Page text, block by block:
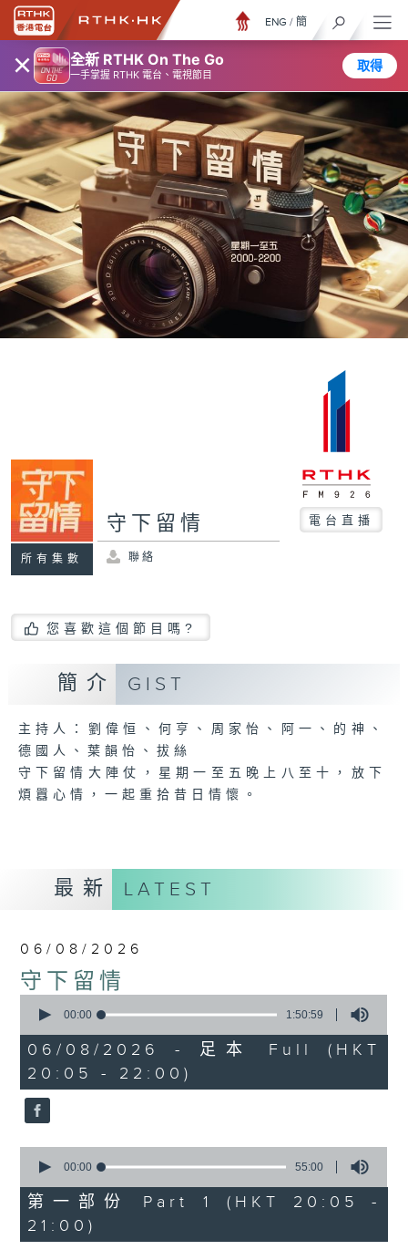
× 全新 RTHK On The Go
一手掌握 RTHK 電台、電視節目
取得
ENG / 簡
所有集數
守下留情 電台直播
聯絡
您喜歡這個節目嗎?
簡介 GIST
主持人：劉偉恒、何亨、周家怡、阿一、的神、
德國人、葉韻怡、拔絲
守下留情大陣仗，星期一至五晚上八至十，放下
煩囂心情，一起重拾昔日情懷。
最新 LATEST
06/08/2026
守下留情
seconds
1
hour,
50
minutes,
59
seconds
00:00 1:50:59
06/08/2026 - 足本 Full (HKT
20:05 - 22:00)
seconds
55
minutes,
0
seconds
00:00 55:00
第一部份 Part 1 (HKT 20:05 -
21:00)